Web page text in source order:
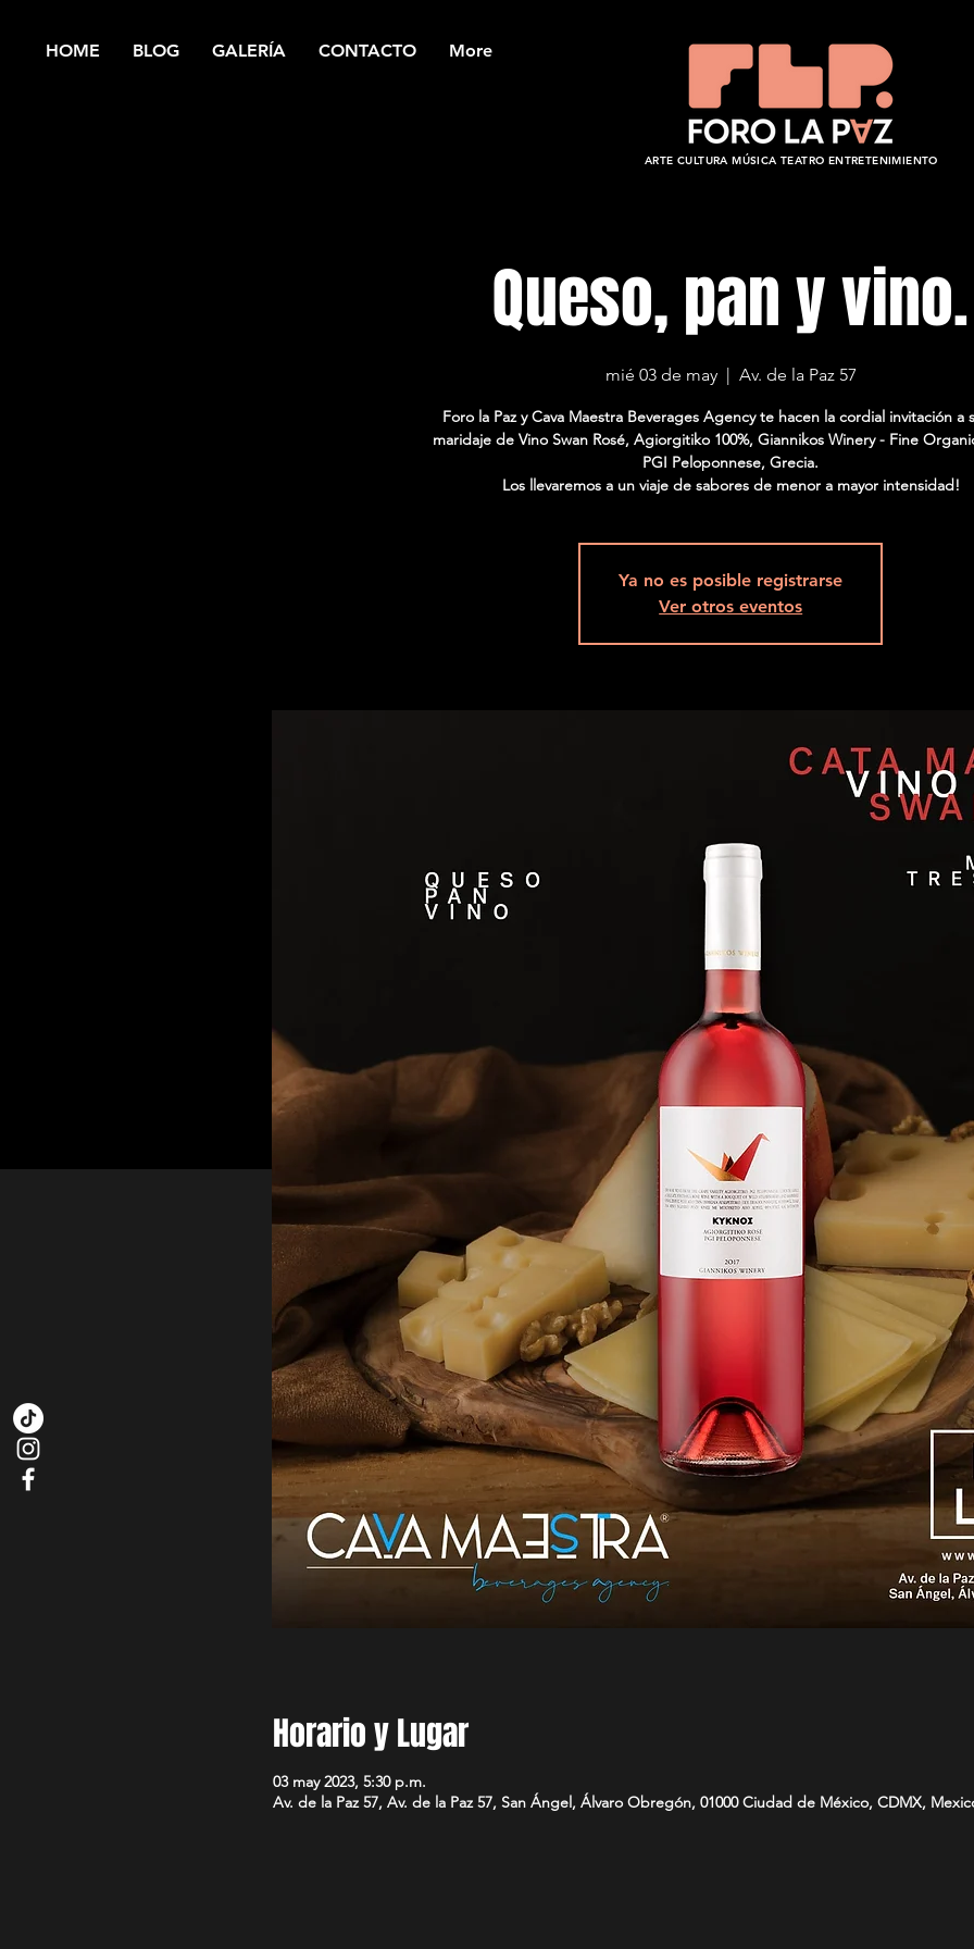
HOME BLOG GALERÍA CONTACTO More
ARTE CULTURA MÚSICA TEATRO ENTRETENIMIENTO
Queso, pan y vino.
mié 03 de may
  |
Av. de la Paz 57
Foro la Paz y Cava Maestra Beverages Agency te hacen la cordial invitación a
maridaje de Vino Swan Rosé, Agiorgitiko 100%, Giannikos Winery - Fine
PGI Peloponnese, Grecia.
Ya no es posible registrarse
Ver otros eventos
Horario y Lugar
03 may 2023, 5:30 p.m.
Av. de la Paz 57, Av. de la Paz 57, San Ángel, Álvaro Obregón, 01000 Ciudad de México, CDMX,